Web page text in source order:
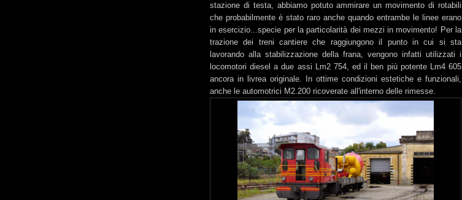
stazione di testa, abbiamo potuto ammirare un movimento di rotabili
che probabilmente è stato raro anche quando entrambe le linee erano
in esercizio...specie per la particolarità dei mezzi in movimento! Per la
trazione dei treni cantiere che raggiungono il punto in cui si sta
lavorando alla stabilizzazione della frana, vengono infatti utilizzati i
locomotori diesel a due assi Lm2 754, ed il ben più potente Lm4 605
ancora in livrea originale. In ottime condizioni estetiche e funzionali,
anche le automotrici M2.200 ricoverate all'interno delle rimesse.